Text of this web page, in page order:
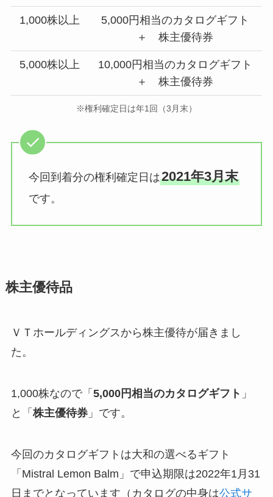
1,000株以上
5,000円相当のカタログギフト
＋ 株主優待券
5,000株以上
10,000円相当のカタログギフト
＋ 株主優待券
※権利確定日は年1回（3月末）
今回到着分の権利確定日は2021年3月末
です。
株主優待品
ＶＴホールディングスから株主優待が届きまし
た。
1,000株なので「 5,000円相当のカタログギフト 」
と「 株主優待券」です。
今回のカタログギフトは大和の選べるギフト
「Mistral Lemon Balm」で申込期限は2022年1月31
日までとなっています（カタログの中身は公式サ